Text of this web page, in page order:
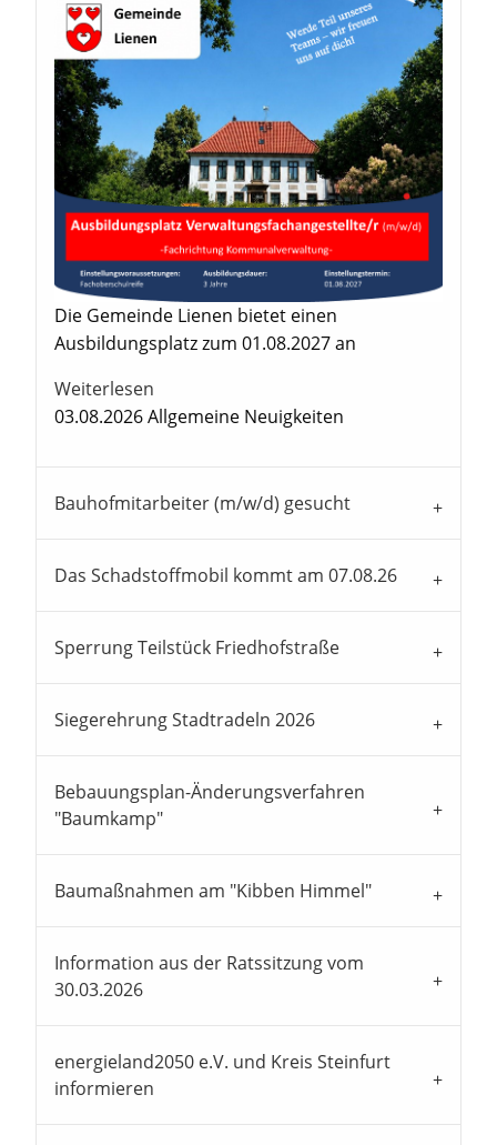
Die Gemeinde Lienen bietet einen
Ausbildungsplatz zum 01.08.2027 an
Weiterlesen
03.08.2026Allgemeine Neuigkeiten
Bauhofmitarbeiter (m/w/d) gesucht
Das Schadstoffmobil kommt am 07.08.26
Sperrung Teilstück Friedhofstraße
Siegerehrung Stadtradeln 2026
Bebauungsplan-Änderungsverfahren
"Baumkamp"
Baumaßnahmen am "Kibben Himmel"
Information aus der Ratssitzung vom
30.03.2026
energieland2050 e.V. und Kreis Steinfurt
informieren